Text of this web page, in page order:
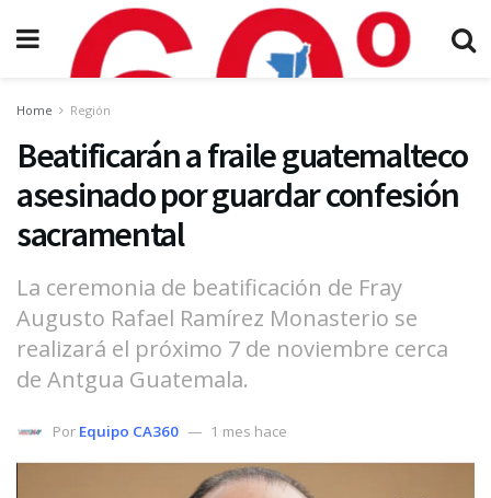
Home Región
Beatificarán a fraile guatemalteco
asesinado por guardar confesión
sacramental
La ceremonia de beatificación de Fray
Augusto Rafael Ramírez Monasterio se
realizará el próximo 7 de noviembre cerca
de Antgua Guatemala.
Por Equipo CA360 1 mes hace